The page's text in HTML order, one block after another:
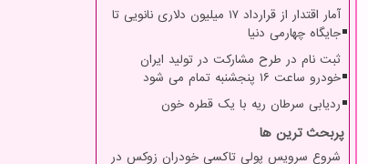
آمار اقتدار از قرارداد ۱۷ میلیون دلاری نانویی تا
جایگاه چهارمی دنیا
ثبت نام در طرح مشارکت در تولید ایران
خودرو ساعت ۱۶ پنجشنبه تمام می شود
ردیابی سرطان ریه با یک قطره خون
پربحث ترین ها
شروع سرویس پولی تاکسی خودران زوکس در